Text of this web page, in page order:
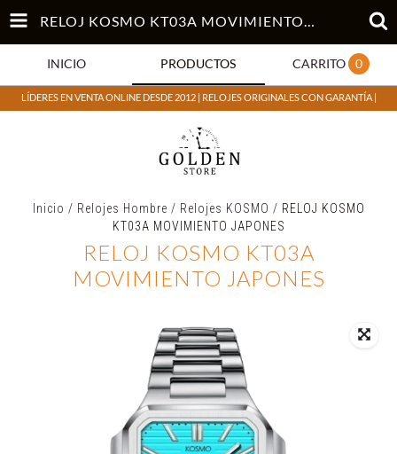
RELOJ KOSMO KT03A MOVIMIENTO JAPONES
INICIO PRODUCTOS CARRITO 0
LÍDERES EN VENTA ONLINE DESDE 2012 | RELOJES ORIGINALES CON GARANTÍA |
Inicio / Relojes Hombre / Relojes KOSMO / RELOJ KOSMO
KT03A MOVIMIENTO JAPONES
RELOJ KOSMO KT03A
MOVIMIENTO JAPONES